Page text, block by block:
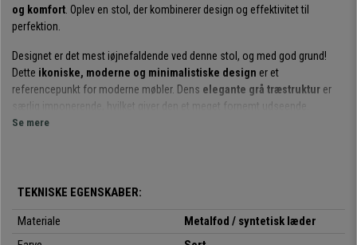
og komfort . Oplev en stol, der kombinerer design og effektivitet til
perfektion.
Designet er det mest iøjnefaldende ved denne stol, og med god grund!
Dette ikoniske, moderne og minimalistiske design er et
referencepunkt for moderne møbler. Dens elegante grå træstruktur er
særlig imponerende, hvilket giver den et meget fornemt udseende.
betrukket og polstret.
Med hensyn til komfort er det værd at nævne den vippende
Se mere
TEKNISKE EGENSKABER:
Materiale
Metalfod / syntetisk læder